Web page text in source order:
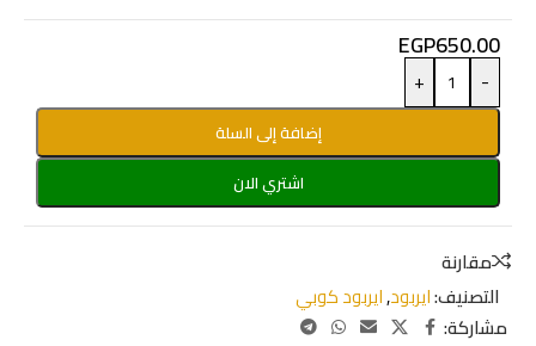
EGP650.00
-
+
إضافة إلى السلة
اشتري الان
مقارنة
التصنيف:ايربود,ايربود كوبي
مشاركة: